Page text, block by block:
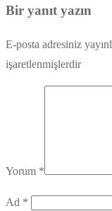
Bir yanıt yazın
E-posta adresiniz
işaretlenmişlerdir
Yorum *
Ad *